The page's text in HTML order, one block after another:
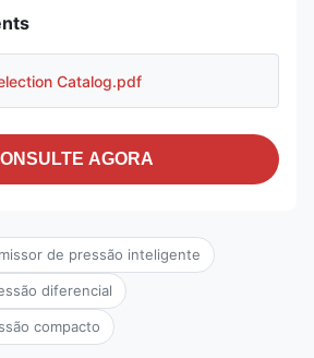
Catalog.pdf
AGORA
de pressão inteligente
diferencial
compacto